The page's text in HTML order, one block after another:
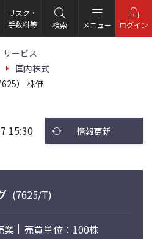
リスク・
手数料等
検索 メニュー ログイン
サービス
国内株式
） 株価
15:30 情報更新
(7625/T)
業 売買単位：100株